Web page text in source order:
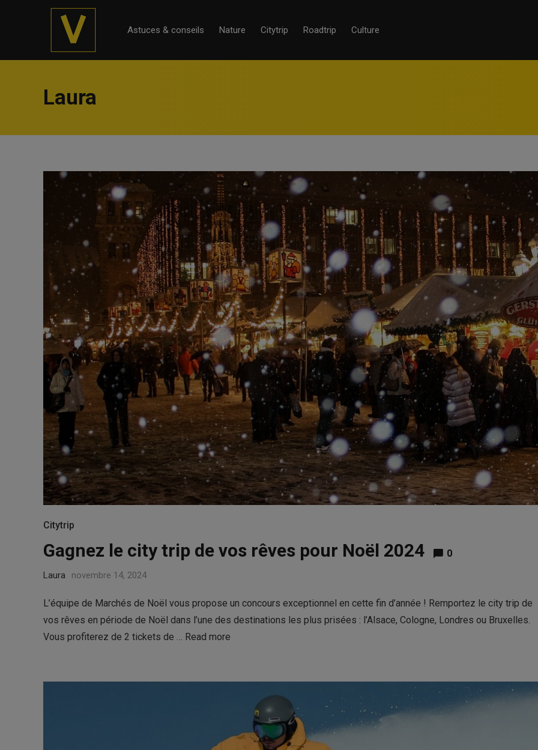
Astuces & conseils Nature Citytrip Roadtrip Culture
Laura
Citytrip
Gagnez le city trip de vos rêves pour Noël 2024 0
Laura novembre 14, 2024
L’équipe de Marchés de Noël vous propose un concours exceptionnel en cette fin d’année ! Remportez le city trip de
vos rêves en période de Noël dans l’une des destinations les plus prisées : l’Alsace, Cologne, Londres ou Bruxelles.
Vous profiterez de 2 tickets de … Read more